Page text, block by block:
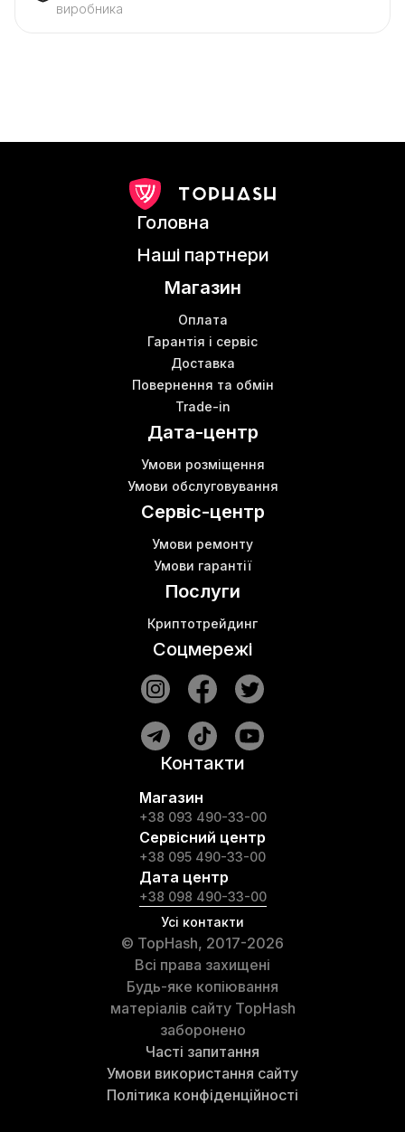
виробника
Головна
Наші партнери
Магазин
Оплата
Гарантія і сервіс
Доставка
Повернення та обмін
Trade-in
Дата-центр
Умови розміщення
Умови обслуговування
Сервіс-центр
Умови ремонту
Умови гарантії
Послуги
Криптотрейдинг
Соцмережі
Контакти
Магазин
+38 093 490-33-00
Сервісний центр
+38 095 490-33-00
Дата центр
+38 098 490-33-00
Усі контакти
© TopHash, 2017-2026
Всі права захищені
Будь-яке копіювання
матеріалів сайту TopHash
заборонено
Часті запитання
Умови використання сайту
Політика конфіденційності